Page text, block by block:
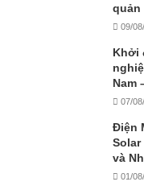
quản
09/
Khởi
Nam
07/
Điện
Solar
và
01/